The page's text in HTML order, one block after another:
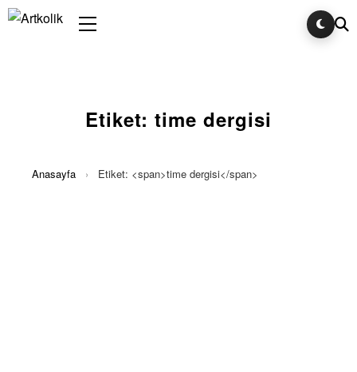
Etiket: time dergisi
Anasayfa › Etiket: <span>time dergisi</span>